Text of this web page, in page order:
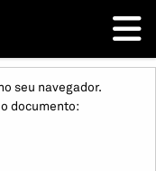
seu navegador.
documento: